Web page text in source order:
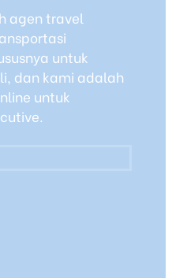
agen travel
untuk
dan kami adalah
untuk